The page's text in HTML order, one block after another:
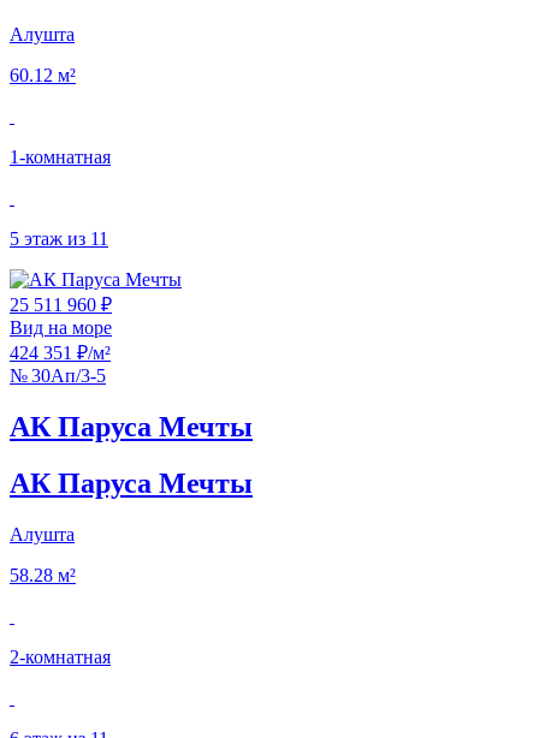
Алушта
60.12 м²
1‑комнатная
5 этаж из 11
25 511 960 ₽
Вид на море
424 351 ₽/м²
№ 30Ап/3-5
АК Паруса Мечты
АК Паруса Мечты
Алушта
58.28 м²
2‑комнатная